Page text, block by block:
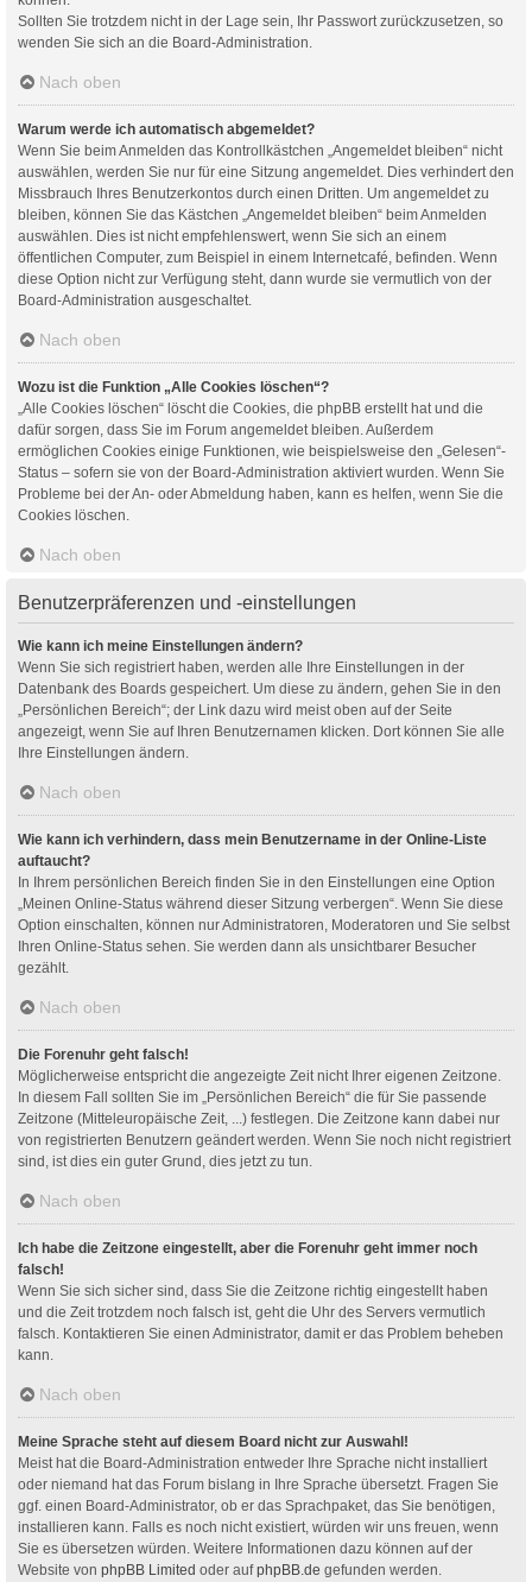
Sollten Sie trotzdem nicht in der Lage sein, Ihr Passwort zurückzusetzen, so
wenden Sie sich an die Board-Administration.
Nach oben
Warum werde ich automatisch abgemeldet?
Wenn Sie beim Anmelden das Kontrollkästchen „Angemeldet bleiben“ nicht
auswählen, werden Sie nur für eine Sitzung angemeldet. Dies verhindert den
Missbrauch Ihres Benutzerkontos durch einen Dritten. Um angemeldet zu
bleiben, können Sie das Kästchen „Angemeldet bleiben“ beim Anmelden
auswählen. Dies ist nicht empfehlenswert, wenn Sie sich an einem
öffentlichen Computer, zum Beispiel in einem Internetcafé, befinden. Wenn
diese Option nicht zur Verfügung steht, dann wurde sie vermutlich von der
Board-Administration ausgeschaltet.
Nach oben
Wozu ist die Funktion „Alle Cookies löschen“?
„Alle Cookies löschen“ löscht die Cookies, die phpBB erstellt hat und die
dafür sorgen, dass Sie im Forum angemeldet bleiben. Außerdem
ermöglichen Cookies einige Funktionen, wie beispielsweise den „Gelesen“-
Status – sofern sie von der Board-Administration aktiviert wurden. Wenn Sie
Probleme bei der An- oder Abmeldung haben, kann es helfen, wenn Sie die
Cookies löschen.
Nach oben
Benutzerpräferenzen und -einstellungen
Wie kann ich meine Einstellungen ändern?
Wenn Sie sich registriert haben, werden alle Ihre Einstellungen in der
Datenbank des Boards gespeichert. Um diese zu ändern, gehen Sie in den
„Persönlichen Bereich“; der Link dazu wird meist oben auf der Seite
angezeigt, wenn Sie auf Ihren Benutzernamen klicken. Dort können Sie alle
Ihre Einstellungen ändern.
Nach oben
Wie kann ich verhindern, dass mein Benutzername in der Online-Liste
auftaucht?
In Ihrem persönlichen Bereich finden Sie in den Einstellungen eine Option
„Meinen Online-Status während dieser Sitzung verbergen“. Wenn Sie diese
Option einschalten, können nur Administratoren, Moderatoren und Sie selbst
Ihren Online-Status sehen. Sie werden dann als unsichtbarer Besucher
gezählt.
Nach oben
Die Forenuhr geht falsch!
Möglicherweise entspricht die angezeigte Zeit nicht Ihrer eigenen Zeitzone.
In diesem Fall sollten Sie im „Persönlichen Bereich“ die für Sie passende
Zeitzone (Mitteleuropäische Zeit, ...) festlegen. Die Zeitzone kann dabei nur
von registrierten Benutzern geändert werden. Wenn Sie noch nicht registriert
sind, ist dies ein guter Grund, dies jetzt zu tun.
Nach oben
Ich habe die Zeitzone eingestellt, aber die Forenuhr geht immer noch
falsch!
Wenn Sie sich sicher sind, dass Sie die Zeitzone richtig eingestellt haben
und die Zeit trotzdem noch falsch ist, geht die Uhr des Servers vermutlich
falsch. Kontaktieren Sie einen Administrator, damit er das Problem beheben
kann.
Nach oben
Meine Sprache steht auf diesem Board nicht zur Auswahl!
Meist hat die Board-Administration entweder Ihre Sprache nicht installiert
oder niemand hat das Forum bislang in Ihre Sprache übersetzt. Fragen Sie
ggf. einen Board-Administrator, ob er das Sprachpaket, das Sie benötigen,
installieren kann. Falls es noch nicht existiert, würden wir uns freuen, wenn
Sie es übersetzen würden. Weitere Informationen dazu können auf der
Website von phpBB Limited oder aufphpBB.de gefunden werden.